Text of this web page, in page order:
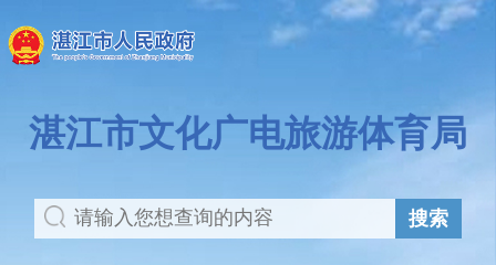
湛江市文化广电旅游体育局
搜索